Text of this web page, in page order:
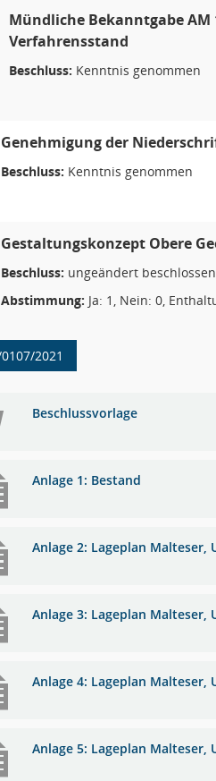
Mündliche Bekanntgabe
Verfahrensstand
Beschluss: Kenntnis genommen
Genehmigung der
Beschluss: Kenntnis genommen
Gestaltungskonzept Obere
Beschluss: ungeändert beschlossen
Abstimmung: Ja: 1, Nein: 0,
2021
Beschlussvorlage
Anlage 1: Bestand
Anlage 2: Lageplan Malteser,
Anlage 3: Lageplan Malteser,
Anlage 4: Lageplan Malteser,
Anlage 5: Lageplan Malteser,